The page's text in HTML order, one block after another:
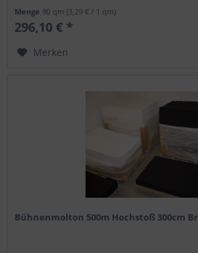
Menge 90 qm(3,29 € / 1 qm)
296,10 € *
Merken
Bühnenmolton 500m Hochstoß 300cm